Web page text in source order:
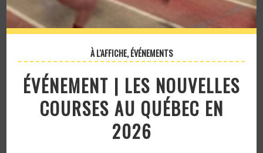
À L'AFFICHE,ÉVÉNEMENTS
ÉVÉNEMENT | LES NOUVELLES
COURSES AU QUÉBEC EN
2026